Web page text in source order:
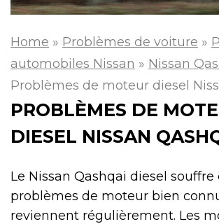
Home » Problèmes de voiture »
automobiles Nissan » Nissan
Problèmes de moteur diesel
PROBLÈMES DE
DIESEL NISSAN
Le Nissan Qashqai diesel souffre
problèmes de moteur bien
reviennent régulièrement. Les